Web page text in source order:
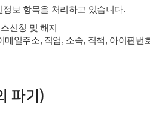
보 항목을 처리하고 있습니다.
신청 및 해지
메일주소, 직업, 소속, 직책, 아이핀번
파기)